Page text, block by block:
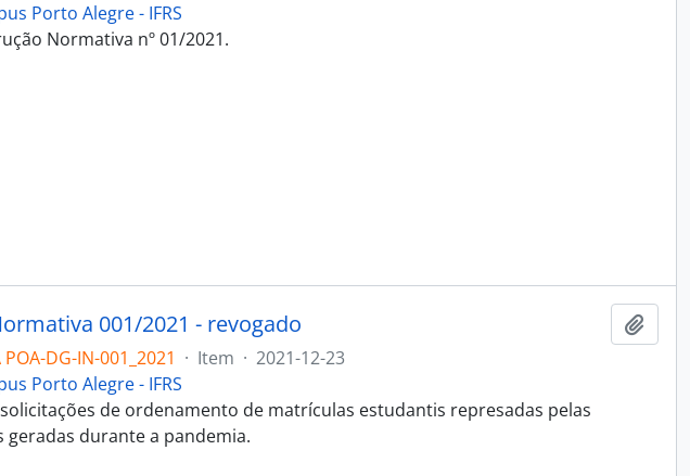
Porto Alegre - IFRS
Normativa nº 01/2021.
001/2021 - revogado
POA-DG-IN-001_2021 · Item · 2021-12-23
Porto Alegre - IFRS
de ordenamento de matrículas estudantis represadas pelas
geradas durante a pandemia.